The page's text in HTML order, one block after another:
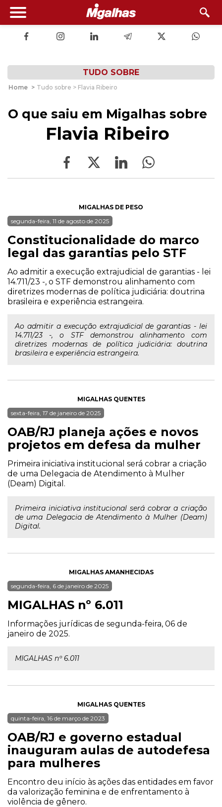
TUDO SOBRE
Home > Tudo sobre > Flavia Ribeiro
O que saiu em Migalhas sobre
Flavia Ribeiro
MIGALHAS DE PESO
segunda-feira, 11 de agosto de 2025
Constitucionalidade do marco
legal das garantias pelo STF
Ao admitir a execução extrajudicial de garantias - lei
14.711/23 -, o STF demonstrou alinhamento com
diretrizes modernas de política judiciária: doutrina
brasileira e experiência estrangeira.
Ao admitir a execução extrajudicial de garantias - lei
14.711/23 -, o STF demonstrou alinhamento com
diretrizes modernas de política judiciária: doutrina
brasileira e experiência estrangeira.
MIGALHAS QUENTES
sexta-feira, 17 de janeiro de 2025
OAB/RJ planeja ações e novos
projetos em defesa da mulher
Primeira iniciativa institucional será cobrar a criação
de uma Delegacia de Atendimento à Mulher
(Deam) Digital.
Primeira iniciativa institucional será cobrar a criação
de uma Delegacia de Atendimento à Mulher (Deam)
Digital.
MIGALHAS AMANHECIDAS
segunda-feira, 6 de janeiro de 2025
MIGALHAS nº 6.011
Informações jurídicas de segunda-feira, 06 de
janeiro de 2025.
MIGALHAS nº 6.011
MIGALHAS QUENTES
quinta-feira, 16 de março de 2023
OAB/RJ e governo estadual
inauguram aulas de autodefesa
para mulheres
Encontro deu início às ações das entidades em favor
da valorização feminina e de enfrentamento à
violência de gênero.